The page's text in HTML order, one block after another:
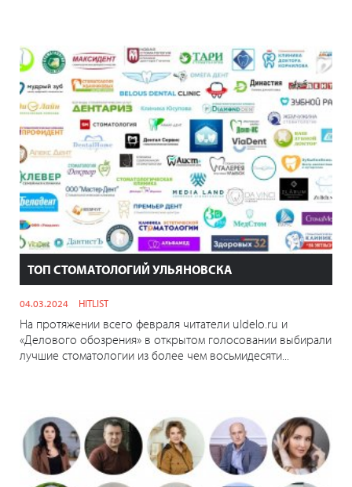
ТОП СТОМАТОЛОГИЙ УЛЬЯНОВСКА
04.03.2024 HITLIST
На протяжении всего февраля читатели uldelo.ru и
«Делового обозрения» в открытом голосовании выбирали
лучшие стоматологии из более чем восьмидесяти...